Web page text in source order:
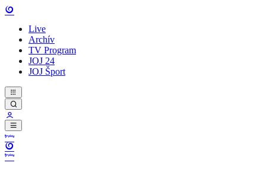
Live
Archív
TV Program
JOJ 24
JOJ Šport